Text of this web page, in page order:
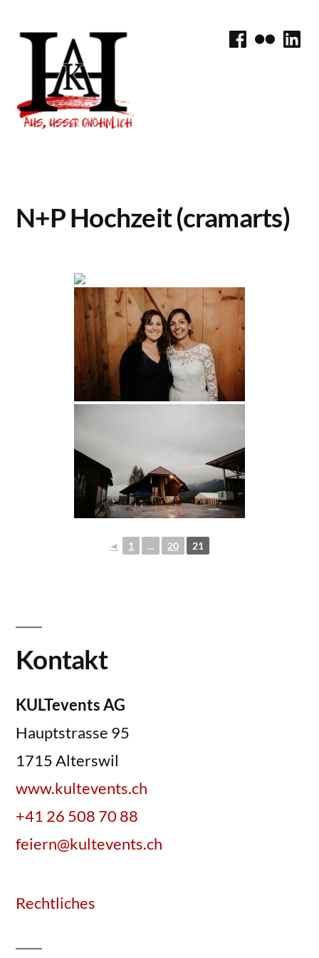
Inhalt
springen
Facebook
Flickr
N+P Hochzeit (cramarts)
◄ 1 ... 20 21
Kontakt
KULTevents AG
Hauptstrasse 95
1715 Alterswil
www.kultevents.ch
+41 26 508 70 88
feiern@kultevents.ch
Rechtliches